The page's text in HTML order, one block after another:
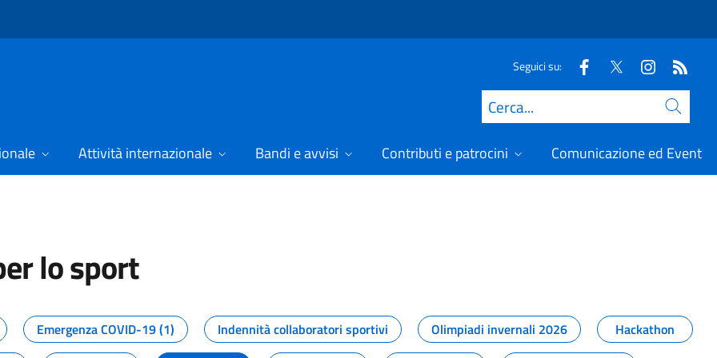
Seguici su:
Cerca
Attività internazionale Bandi e avvisi Contributi e patrocini Comunicazione ed Eventi
lo sport
dal Dipartimento per lo sport
Emergenza COVID-19 (1) Indennità collaboratori sportivi Olimpiadi invernali 2026
Hackathon